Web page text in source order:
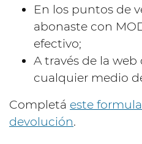
En los puntos de
abonaste con
efectivo;
A través de la web
cualquier medio
Completá este
devolución.